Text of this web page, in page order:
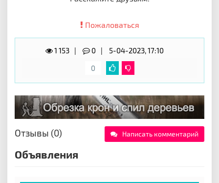
Пожаловаться
1 153 0
5-04-2023, 17:10
0
Отзывы (0) Написать комментарий
Объявления